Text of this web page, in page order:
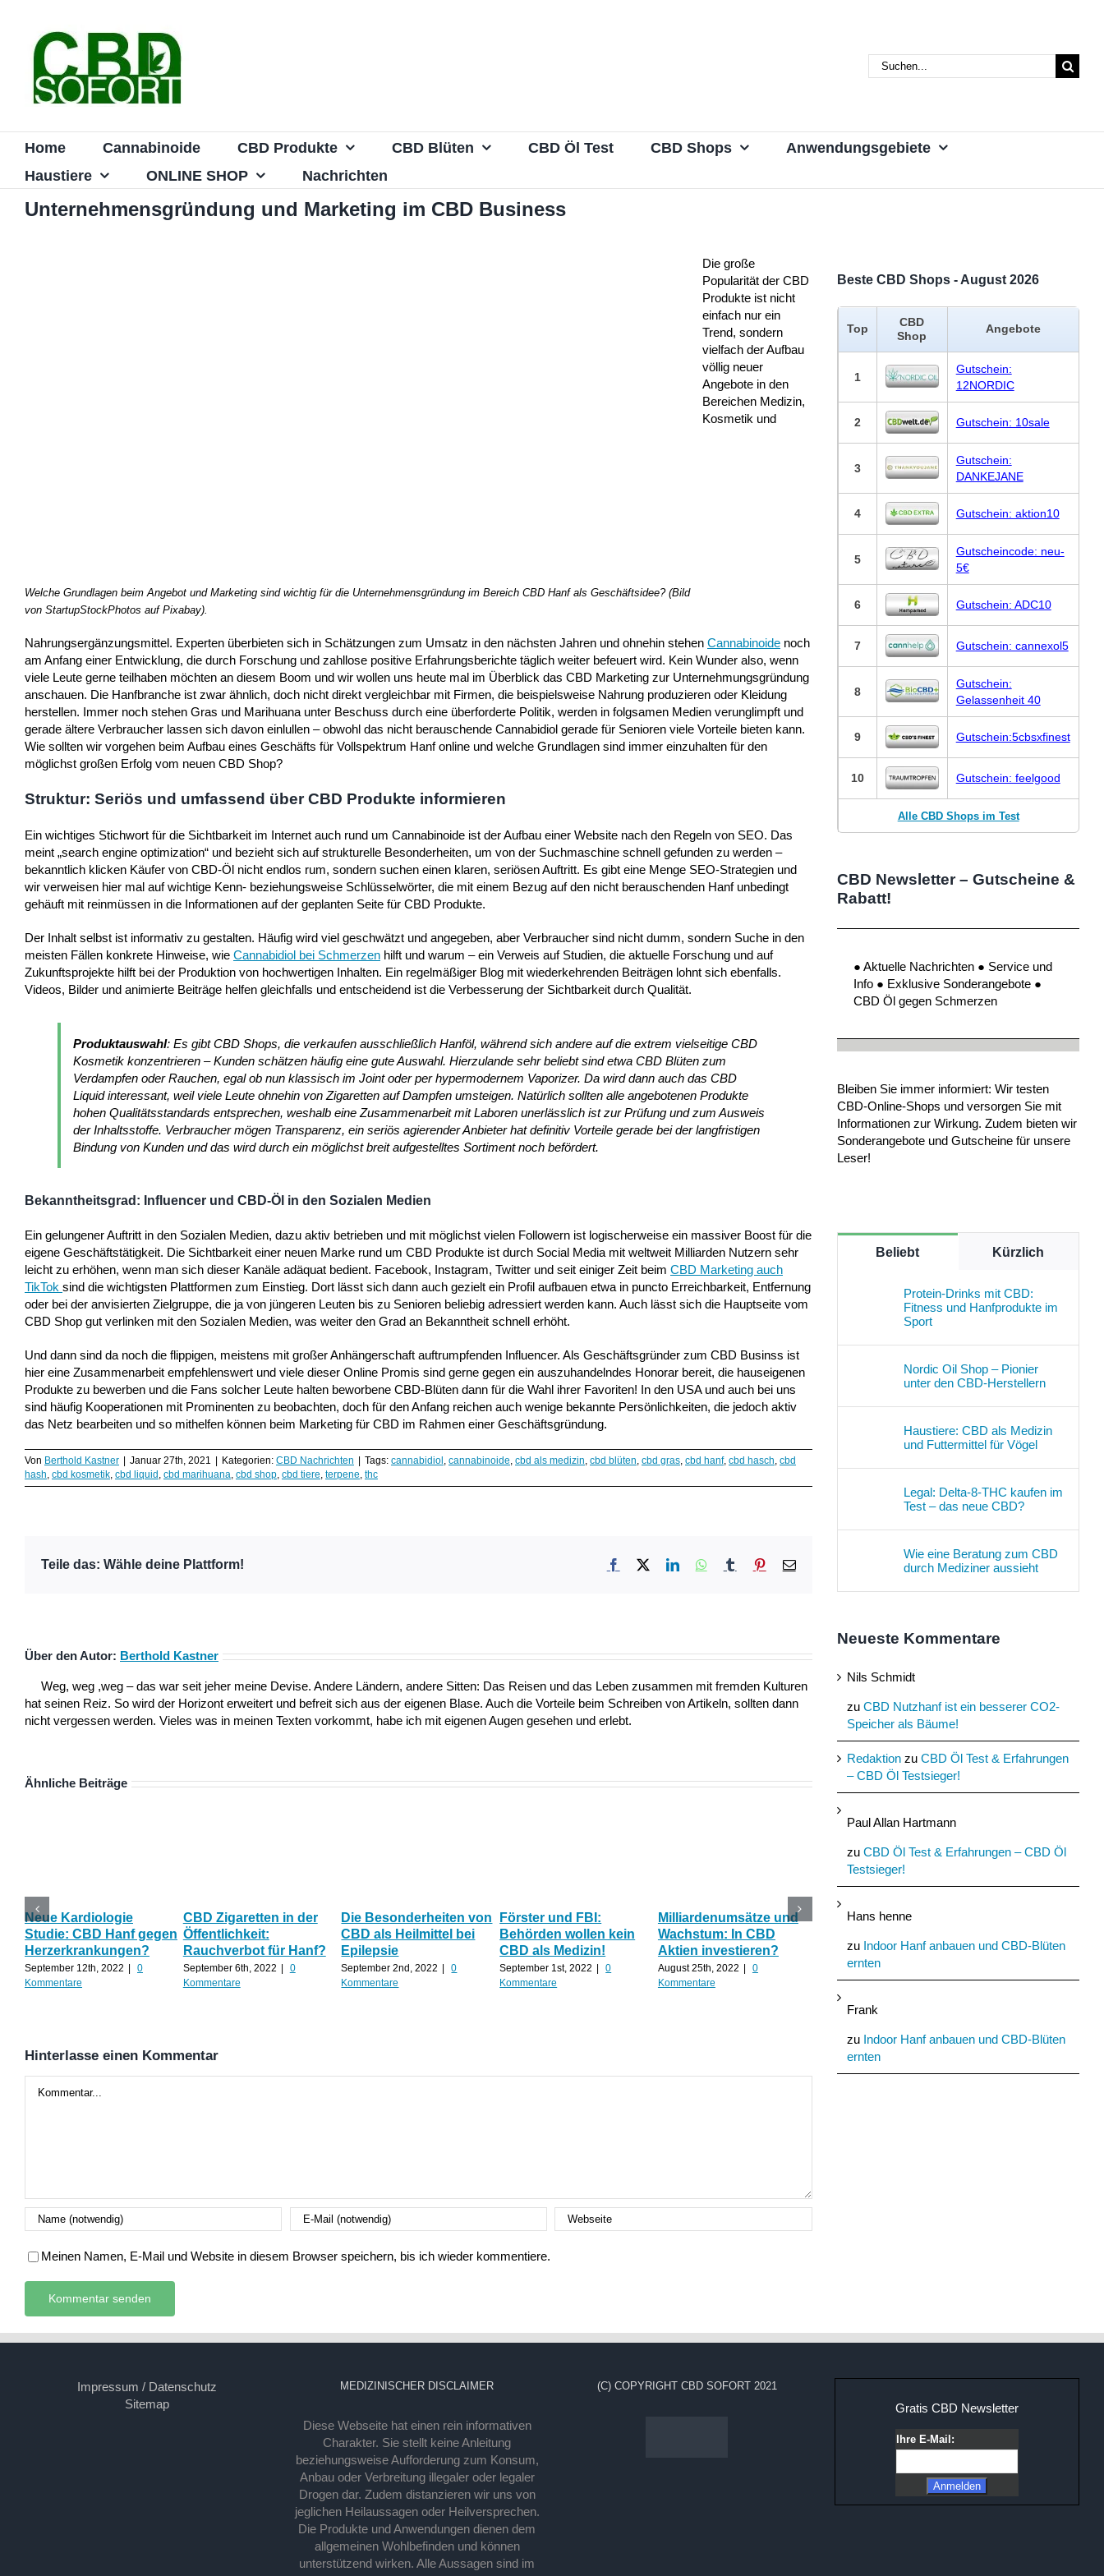
springen
Suche
nach:
Home Cannabinoide CBD Produkte CBD Blüten CBD Öl Test CBD Shops
Anwendungsgebiete
Haustiere
ONLINE SHOP Nachrichten
Unternehmensgründung und Marketing im CBD Business
Welche Grundlagen beim Angebot und Marketing sind wichtig für die Unternehmensgründung im Bereich CBD Hanf als Geschäftsidee? (Bild
von StartupStockPhotos auf Pixabay).
Die große
Popularität der CBD
Produkte ist nicht
einfach nur ein
Trend, sondern
vielfach der Aufbau
völlig neuer
Angebote in den
Bereichen Medizin,
Kosmetik und
Nahrungsergänzungsmittel. Experten überbieten sich in Schätzungen zum Umsatz in den nächsten Jahren und ohnehin stehen Cannabinoide noch
am Anfang einer Entwicklung, die durch Forschung und zahllose positive Erfahrungsberichte täglich weiter befeuert wird. Kein Wunder also, wenn
viele Leute gerne teilhaben möchten an diesem Boom und wir wollen uns heute mal im Überblick das CBD Marketing zur Unternehmungsgründung
anschauen. Die Hanfbranche ist zwar ähnlich, doch nicht direkt vergleichbar mit Firmen, die beispielsweise Nahrung produzieren oder Kleidung
herstellen. Immer noch stehen Gras und Marihuana unter Beschuss durch eine überforderte Politik, werden in folgsamen Medien verunglimpft und
gerade ältere Verbraucher lassen sich davon einlullen – obwohl das nicht berauschende Cannabidiol gerade für Senioren viele Vorteile bieten kann.
Wie sollten wir vorgehen beim Aufbau eines Geschäfts für Vollspektrum Hanf online und welche Grundlagen sind immer einzuhalten für den
möglichst großen Erfolg vom neuen CBD Shop?
Struktur: Seriös und umfassend über CBD Produkte informieren
Ein wichtiges Stichwort für die Sichtbarkeit im Internet auch rund um Cannabinoide ist der Aufbau einer Website nach den Regeln von SEO. Das
meint „search engine optimization“ und bezieht sich auf strukturelle Besonderheiten, um von der Suchmaschine schnell gefunden zu werden –
bekanntlich klicken Käufer von CBD-Öl nicht endlos rum, sondern suchen einen klaren, seriösen Auftritt. Es gibt eine Menge SEO-Strategien und
wir verweisen hier mal auf wichtige Kenn- beziehungsweise Schlüsselwörter, die mit einem Bezug auf den nicht berauschenden Hanf unbedingt
gehäuft mit reinmüssen in die Informationen auf der geplanten Seite für CBD Produkte.
Der Inhalt selbst ist informativ zu gestalten. Häufig wird viel geschwätzt und angegeben, aber Verbraucher sind nicht dumm, sondern Suche in den
meisten Fällen konkrete Hinweise, wie Cannabidiol bei Schmerzen hilft und warum – ein Verweis auf Studien, die aktuelle Forschung und auf
Zukunftsprojekte hilft bei der Produktion von hochwertigen Inhalten. Ein regelmäßiger Blog mit wiederkehrenden Beiträgen lohnt sich ebenfalls.
Videos, Bilder und animierte Beiträge helfen gleichfalls und entscheidend ist die Verbesserung der Sichtbarkeit durch Qualität.
Produktauswahl: Es gibt CBD Shops, die verkaufen ausschließlich Hanföl, während sich andere auf die extrem vielseitige CBD
Kosmetik konzentrieren – Kunden schätzen häufig eine gute Auswahl. Hierzulande sehr beliebt sind etwa CBD Blüten zum
Verdampfen oder Rauchen, egal ob nun klassisch im Joint oder per hypermodernem Vaporizer. Da wird dann auch das CBD
Liquid interessant, weil viele Leute ohnehin von Zigaretten auf Dampfen umsteigen. Natürlich sollten alle angebotenen Produkte
hohen Qualitätsstandards entsprechen, weshalb eine Zusammenarbeit mit Laboren unerlässlich ist zur Prüfung und zum Ausweis
der Inhaltsstoffe. Verbraucher mögen Transparenz, ein seriös agierender Anbieter hat definitiv Vorteile gerade bei der langfristigen
Bindung von Kunden und das wird durch ein möglichst breit aufgestelltes Sortiment noch befördert.
Bekanntheitsgrad: Influencer und CBD-Öl in den Sozialen Medien
Ein gelungener Auftritt in den Sozialen Medien, dazu aktiv betrieben und mit möglichst vielen Followern ist logischerweise ein massiver Boost für die
eigene Geschäftstätigkeit. Die Sichtbarkeit einer neuen Marke rund um CBD Produkte ist durch Social Media mit weltweit Milliarden Nutzern sehr
leicht zu erhöhen, wenn man sich dieser Kanäle adäquat bedient. Facebook, Instagram, Twitter und seit einiger Zeit beim CBD Marketing auch
TikTok sind die wichtigsten Plattformen zum Einstieg. Dort lässt sich dann auch gezielt ein Profil aufbauen etwa in puncto Erreichbarkeit, Entfernung
oder bei der anvisierten Zielgruppe, die ja von jüngeren Leuten bis zu Senioren beliebig adressiert werden kann. Auch lässt sich die Hauptseite vom
CBD Shop gut verlinken mit den Sozialen Medien, was weiter den Grad an Bekanntheit schnell erhöht.
Und dann sind da noch die flippigen, meistens mit großer Anhängerschaft auftrumpfenden Influencer. Als Geschäftsgründer zum CBD Businss ist
hier eine Zusammenarbeit empfehlenswert und viele dieser Online Promis sind gerne gegen ein auszuhandelndes Honorar bereit, die hauseigenen
Produkte zu bewerben und die Fans solcher Leute halten beworbene CBD-Blüten dann für die Wahl ihrer Favoriten! In den USA und auch bei uns
sind häufig Kooperationen mit Prominenten zu beobachten, doch für den Anfang reichen auch wenige bekannte Persönlichkeiten, die jedoch aktiv
das Netz bearbeiten und so mithelfen können beim Marketing für CBD im Rahmen einer Geschäftsgründung.
Von Berthold Kastner Januar 27th, 2021 Kategorien: CBD Nachrichten Tags: cannabidiol , cannabinoide, cbd als medizin, cbd blüten, cbd gras, cbd hanf, cbd hasch, cbd
hash, cbd kosmetik, cbd liquid , cbd marihuana, cbd shop, cbd tiere, terpene, thc
Teile das: Wähle deine Plattform! Facebook
X LinkedInWhatsApp
TumblrPinterest
E-
Über den Autor: Berthold Kastner
Weg, weg ,weg – das war seit jeher meine Devise. Andere Ländern, andere Sitten: Das Reisen und das Leben zusammen mit fremden Kulturen
hat seinen Reiz. So wird der Horizont erweitert und befreit sich aus der eigenen Blase. Auch die Vorteile beim Schreiben von Artikeln, sollten dann
nicht vergessen werden. Vieles was in meinen Texten vorkommt, habe ich mit eigenen Augen gesehen und erlebt.
Ähnliche Beiträge
Neue Kardiologie
Studie: CBD Hanf gegen
Herzerkrankungen?
September 12th, 2022 |
0
Kommentare
CBD Zigaretten in der
Öffentlichkeit:
Rauchverbot für Hanf?
September 6th, 2022 |
0
Kommentare
Die Besonderheiten von
CBD als Heilmittel bei
Epilepsie
September 2nd, 2022 |
0
Kommentare
Förster und FBI:
Behörden wollen kein
CBD als Medizin!
September 1st, 2022 |
0
Kommentare
Milliardenumsätze und
Wachstum: In CBD
Aktien investieren?
August 25th, 2022 |
0
Kommentare
Katerstimmung: Wie
nach zu viel Alkohol?
August 24th, 2022
Kommentare
Cannabinoide als
August 21st, 2022 | 0
Hinterlasse einen Kommentar
Meinen Namen, E-Mail und Website in diesem Browser speichern, bis ich wieder kommentiere.
Beste CBD Shops - August 2026
Top
CBD
Shop
Angebote
1
Gutschein:
12NORDIC
2 Gutschein: 10sale
3
Gutschein:
DANKEJANE
4 Gutschein: aktion10
5
Gutscheincode: neu-
5€
6 Gutschein: ADC10
7 Gutschein: cannexol5
8
Gutschein:
Gelassenheit 40
9 Gutschein:5cbsxfinest
10 Gutschein: feelgood
Alle CBD Shops im Test
CBD Newsletter – Gutscheine &
Rabatt!
● Aktuelle Nachrichten ● Service und
Info ● Exklusive Sonderangebote ●
CBD Öl gegen Schmerzen
Bleiben Sie immer informiert: Wir testen
CBD-Online-Shops und versorgen Sie mit
Informationen zur Wirkung. Zudem bieten wir
Sonderangebote und Gutscheine für unsere
Leser!
Beliebt Kürzlich
Protein-Drinks mit CBD:
Fitness und Hanfprodukte im
Sport
Nordic Oil Shop – Pionier
unter den CBD-Herstellern
Haustiere: CBD als Medizin
und Futtermittel für Vögel
Legal: Delta-8-THC kaufen im
Test – das neue CBD?
Wie eine Beratung zum CBD
durch Mediziner aussieht
Neueste Kommentare
Nils Schmidt
zu CBD Nutzhanf ist ein besserer CO2-
Speicher als Bäume!
Redaktion zu CBD Öl Test & Erfahrungen
– CBD Öl Testsieger!
Paul Allan Hartmann
zu CBD Öl Test & Erfahrungen – CBD Öl
Testsieger!
Hans henne
zu Indoor Hanf anbauen und CBD-Blüten
ernten
Frank
zu Indoor Hanf anbauen und CBD-Blüten
ernten
Impressum / Datenschutz
Sitemap
MEDIZINISCHER DISCLAIMER
Diese Webseite hat einen rein informativen
Charakter. Sie stellt keine Anleitung
beziehungsweise Aufforderung zum Konsum,
Anbau oder Verbreitung illegaler oder legaler
Drogen dar. Zudem distanzieren wir uns von
jeglichen Heilaussagen oder Heilversprechen.
Die Produkte und Anwendungen dienen dem
allgemeinen Wohlbefinden und können
unterstützend wirken. Alle Aussagen sind im
(C) COPYRIGHT CBD SOFORT 2021
Gratis CBD Newsletter
Ihre E-Mail: